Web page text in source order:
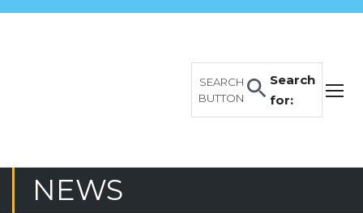
Search
for:
SEARCH
BUTTON
NEWS